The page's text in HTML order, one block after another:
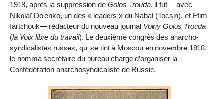
1918, après la suppression de Golos Trouda, il fut —avec
Nikolaï Dolenko, un des « leaders » du Nabat (Tocsin), et Efim
Iartchouk— rédacteur du nouveau journal Volny Golos Trouda
(la Voix libre du travail). Le deuxième congrès des anarcho-
syndicalistes russes, qui se tint à Moscou en novembre 1918,
le nomma secrétaire du bureau chargé d’organiser la
Confédération anarcho­syndicaliste de Russie.